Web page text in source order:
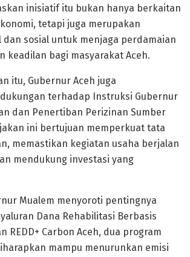
inisiatif itu bukan hanya berkaitan
tetapi juga merupakan
dan sosial untuk menjaga perdamaian
keadilan bagi masyarakat Aceh.
itu, Gubernur Aceh juga
terhadap Instruksi Gubernur
dan Penertiban Perizinan Sumber
ini bertujuan memperkuat tata
memastikan kegiatan usaha berjalan
mendukung investasi yang
Mualem menyoroti pentingnya
Dana Rehabilitasi Berbasis
REDD+ Carbon Aceh, dua program
mampu menurunkan emisi